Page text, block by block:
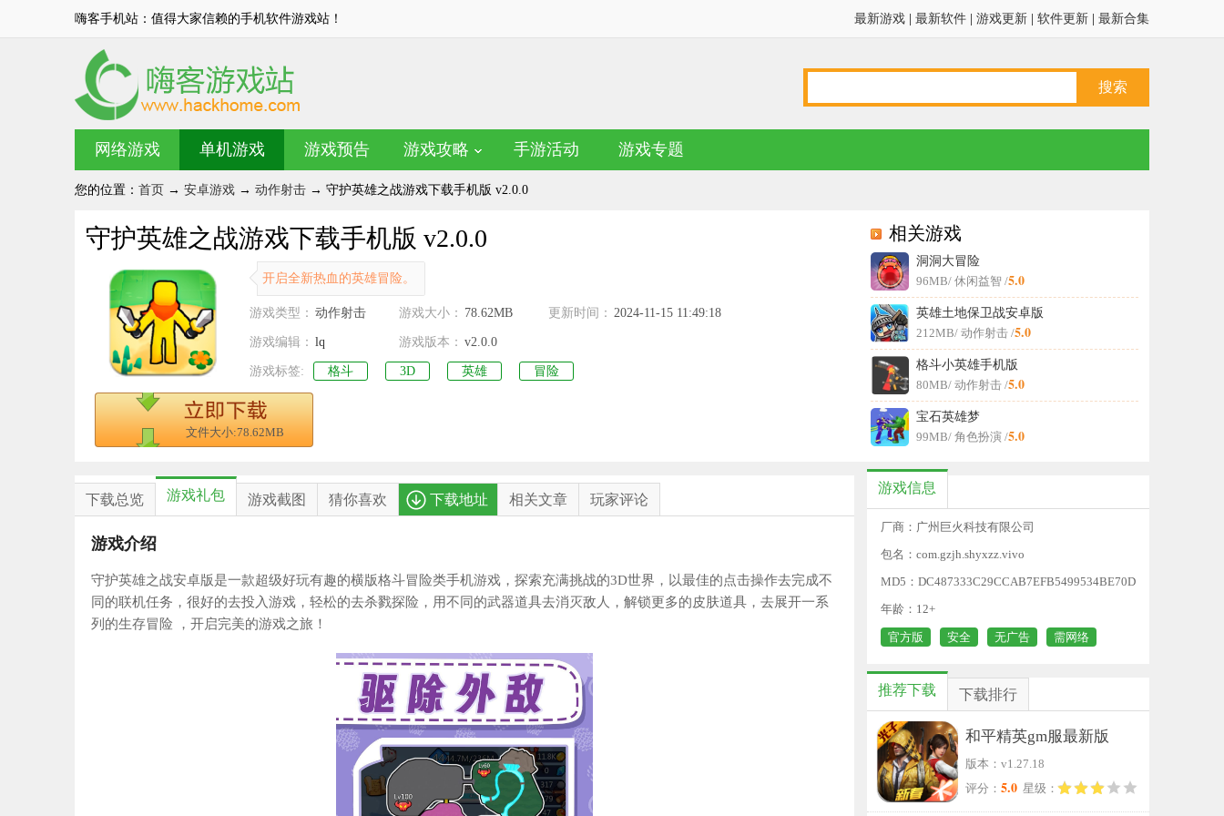
嗨客手机站：值得大家信赖的手机软件游戏站！ 最新游戏 最新软件 游戏更新 软件更新 最新合集
网络游戏 单机游戏 游戏预告 游戏攻略 手游活动 游戏专题
您的位置： 首页 → 安卓游戏 → 动作射击 → 守护英雄之战游戏下载手机版 v2.0.0
守护英雄之战游戏下载手机版 v2.0.0
开启全新热血的英雄冒险。
游戏类型： 动作射击 游戏大小： 78.62MB 更新时间： 2024-11-15 11:49:18
游戏编辑： lq 游戏版本： v2.0.0
游戏标签: 格斗 3D 英雄 冒险
文件大小:78.62MB
相关游戏
洞洞大冒险
96MB/ 休闲益智 /5.0
英雄土地保卫战安卓版
212MB/ 动作射击 /5.0
格斗小英雄手机版
80MB/ 动作射击 /5.0
宝石英雄梦
99MB/ 角色扮演 /5.0
下载总览 游戏礼包 游戏截图 猜你喜欢 下载地址 相关文章 玩家评论
游戏介绍
守护英雄之战安卓版是一款超级好玩有趣的横版格斗冒险类手机游戏，探索充满挑战的3D世界，以最佳的点击操作去完成不
同的联机任务，很好的去投入游戏，轻松的去杀戮探险，用不同的武器道具去消灭敌人，解锁更多的皮肤道具，去展开一系
列的生存冒险 ，开启完美的游戏之旅！
游戏信息
厂商：广州巨火科技有限公司
包名：com.gzjh.shyxzz.vivo
MD5：DC487333C29CCAB7EFB5499534BE70D
F
年龄：12+
官方版 安全 无广告 需网络
推荐下载 下载排行
和平精英gm服最新版
版本：v1.27.18
评分： 5.0 星级：